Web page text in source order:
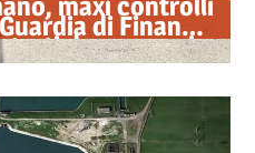
di Finanza:
droga, armi e
di auto rubate